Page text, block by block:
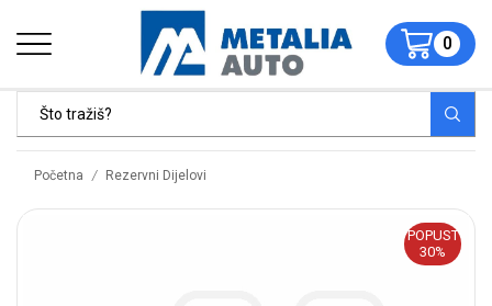
0
Početna / Rezervni Dijelovi
POPUST
30%